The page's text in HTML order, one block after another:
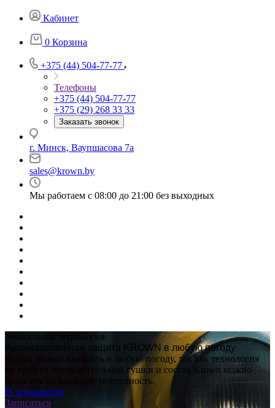
Кабинет
0 Корзина
+375 (44) 504-77-77
Телефоны
+375 (44) 504-77-77
+375 (29) 268 33 33
Заказать звонок
г. Минск, Ваупшасова 7а
sales@krown.by
Мы работаем с 08:00 до 21:00 без выходных
Уникальная технология
Антикоррозийная защита KROWN в любую погоду
Krown можно наносить в любую погоду, так как технология
не требует предварительной сушки и состав Krown можно
наносить на влажную поверхность.
О технологии
Записаться